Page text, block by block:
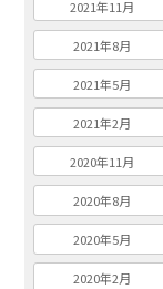
2021年11月
2021年8月
2021年5月
2021年2月
2020年11月
2020年8月
2020年5月
2020年2月